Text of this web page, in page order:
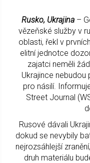
Rusko, Ukrajina –
vězeňské služby v
oblasti, řekl v
elitní jednotce
zajatci neměli
Ukrajince nebudou
pro násilí.
Street Journal
Rusové dávali
dokud se nevybily
nejrozsáhlejší
druh materiálu